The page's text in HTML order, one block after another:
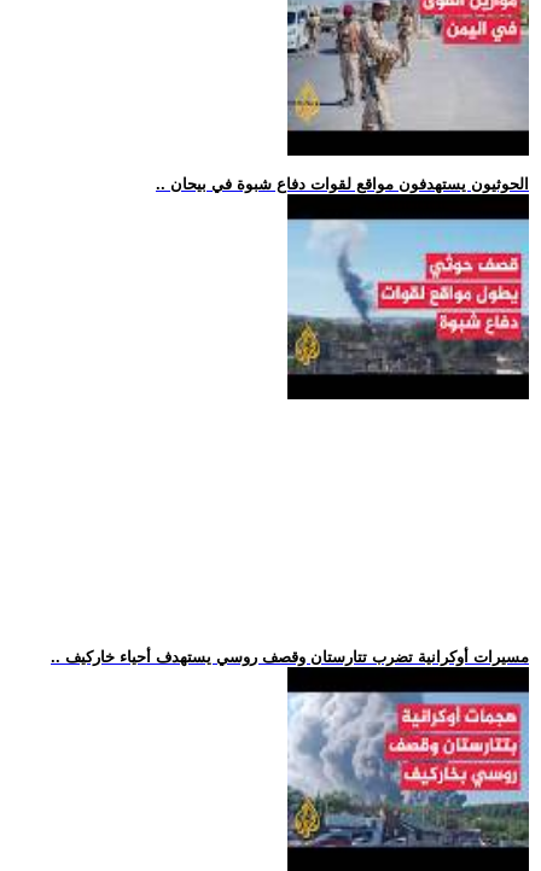
.. الحوثيون يستهدفون مواقع لقوات دفاع شبوة في بيحان
.. مسيرات أوكرانية تضرب تتارستان وقصف روسي يستهدف أحياء خاركيف